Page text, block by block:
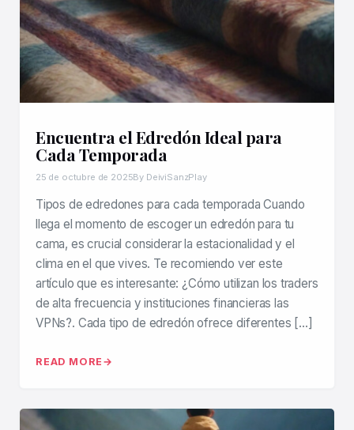
Encuentra el Edredón Ideal para
Cada Temporada
25 de octubre de 2025By DeiviSanzPlay
Tipos de edredones para cada temporada Cuando
llega el momento de escoger un edredón para tu
cama, es crucial considerar la estacionalidad y el
clima en el que vives. Te recomiendo ver este
artículo que es interesante: ¿Cómo utilizan los traders
de alta frecuencia y instituciones financieras las
VPNs?. Cada tipo de edredón ofrece diferentes […]
READ MORE